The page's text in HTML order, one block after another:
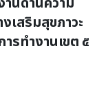
เสริมสุขภาวะ
รทำงานเขต ๕